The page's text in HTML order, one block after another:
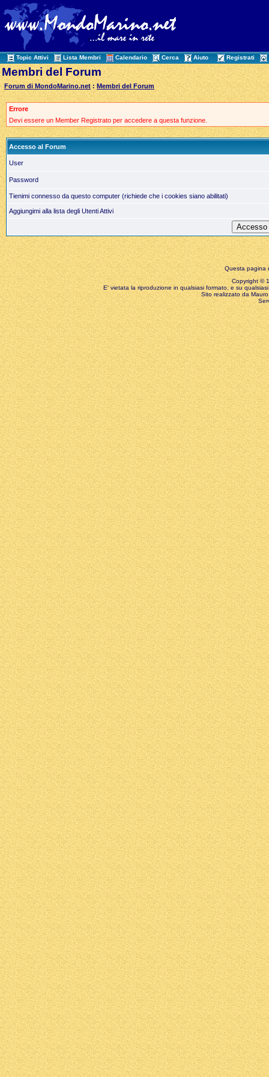
Topic Attivi Lista Membri Calendario Cerca Aiuto Registrati
Membri del Forum
Forum di MondoMarino.net :Membri del Forum
Errore
Devi essere un Member Registrato per accedere a questa funzione.
Accesso al Forum
User
Password
Tienimi connesso da questo computer (richiede che i cookies siano abilitati)
Aggiungimi alla lista degli Utenti Attivi
Questa pagina
Copyright ©
E' vietata la riproduzione in qualsiasi formato, e su
Sito realizzato da